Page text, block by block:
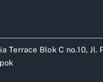
Terrace Blok C no.10, Jl.